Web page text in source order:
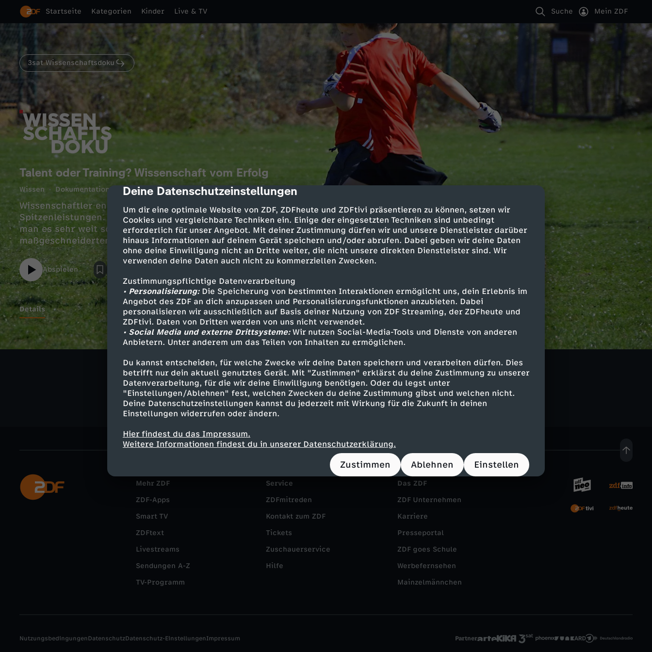
cmp-dialog-description
Deine Datenschutzeinstellungen
Um dir eine optimale Website von ZDF, ZDFheute und ZDFtivi präsentieren zu können, setzen wir
Cookies und vergleichbare Techniken ein. Einige der eingesetzten Techniken sind unbedingt
erforderlich für unser Angebot. Mit deiner Zustimmung dürfen wir und unsere Dienstleister darüber
hinaus Informationen auf deinem Gerät speichern und/oder abrufen. Dabei geben wir deine Daten
ohne deine Einwilligung nicht an Dritte weiter, die nicht unsere direkten Dienstleister sind. Wir
verwenden deine Daten auch nicht zu kommerziellen Zwecken.
Zustimmungspflichtige Datenverarbeitung
• Personalisierung:Die Speicherung von bestimmten Interaktionen ermöglicht uns, dein Erlebnis im
Angebot des ZDF an dich anzupassen und Personalisierungsfunktionen anzubieten. Dabei
personalisieren wir ausschließlich auf Basis deiner Nutzung von ZDF Streaming, der ZDFheute und
ZDFtivi. Daten von Dritten werden von uns nicht verwendet.
• Social Media und externe Drittsysteme:Wir nutzen Social-Media-Tools und Dienste von anderen
Anbietern. Unter anderem um das Teilen von Inhalten zu ermöglichen.
Du kannst entscheiden, für welche Zwecke wir deine Daten speichern und verarbeiten dürfen. Dies
betrifft nur dein aktuell genutztes Gerät. Mit "Zustimmen" erklärst du deine Zustimmung zu unserer
Datenverarbeitung, für die wir deine Einwilligung benötigen. Oder du legst unter
"Einstellungen/Ablehnen" fest, welchen Zwecken du deine Zustimmung gibst und welchen nicht.
Deine Datenschutzeinstellungen kannst du jederzeit mit Wirkung für die Zukunft in deinen
Einstellungen widerrufen oder ändern.
Hier findest du das Impressum.
Weitere Informationen findest du in unserer Datenschutzerklärung.
Zustimmen Ablehnen Einstellen
Startseite Kategorien Kinder Live & TV Suche Mein ZDF
3sat Wissenschaftsdoku
Talent oder Training? Wissenschaft vom Erfolg
Wissen Dokumentation aufschlussreich 45 Min. 15.09.2022 3sat
Wissenschaftler entschlüsseln nach und nach das Muster hinter
Spitzenleistungen. Die Forschung zeigt: Mit dem richtigen Training kann
man es sehr weit schaffen – aber die Kombination aus Talent und
Abspielen
Details
Ähnliche Inhalte entdecken
Wissen Dokumentation aufschlussreich 3sat Wissenschaftsdoku
Mehr ZDF
ZDF-Apps
Smart TV
ZDFtext
Livestreams
Sendungen A-Z
TV-Programm
Service
ZDFmitreden
Kontakt zum ZDF
Tickets
Zuschauerservice
Hilfe
Das ZDF
ZDF Unternehmen
Karriere
Presseportal
ZDF goes Schule
Werbefernsehen
Mainzelmännchen
Partner
NutzungsbedingungenDatenschutzDatenschutz-EinstellungenImpressum